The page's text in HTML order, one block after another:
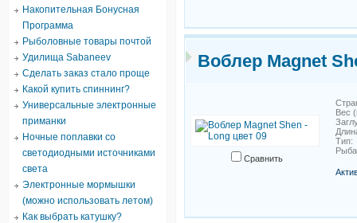
Накопительная Бонусная
Программа
Рыболовные товары почтой
Удилища Sabaneev
Сделать заказ стало проще
Какой купить спиннинг?
Универсальные электронные
приманки
Ночные поплавки со
светодиодными источниками
света
Электронные мормышки
(можно использовать летом)
Как выбрать катушку?
Воблер Magnet
Сравнить
Вес
Тип: